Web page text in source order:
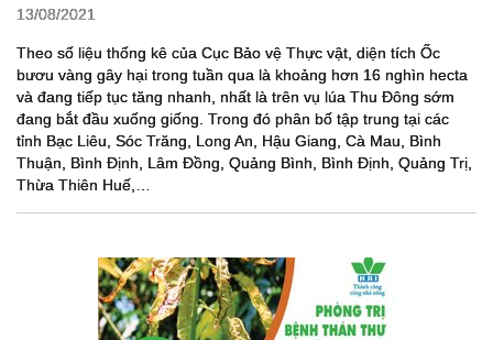
13/08/2021
Theo số liệu thống kê của Cục Bảo vệ Thực vật, diện tích Ốc
bươu vàng gây hại trong tuần qua là khoảng hơn 16 nghìn hecta
và đang tiếp tục tăng nhanh, nhất là trên vụ lúa Thu Đông sớm
đang bắt đầu xuống giống. Trong đó phân bố tập trung tại các
tỉnh Bạc Liêu, Sóc Trăng, Long An, Hậu Giang, Cà Mau, Bình
Thuận, Bình Định, Lâm Đồng, Quảng Bình, Bình Định, Quảng Trị,
Thừa Thiên Huế,…